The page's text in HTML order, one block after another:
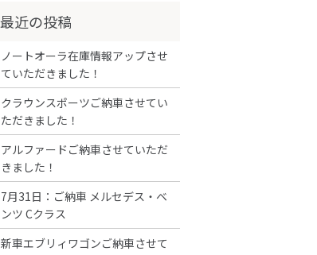
ノートオーラ在庫情報アップさせ
ていただきました！
クラウンスポーツご納車させてい
ただきました！
アルファードご納車させていただ
きました！
7月31日：ご納車 メルセデス・ベ
ンツ Cクラス
新車エブリィワゴンご納車させて